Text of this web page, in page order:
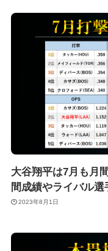
大谷翔平は7月も月
間成績やライバル
2023年8月1日